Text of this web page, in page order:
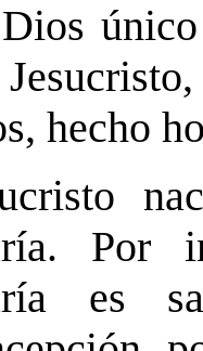
hecho
Por
es